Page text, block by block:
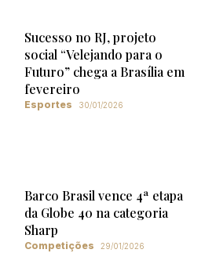
Sucesso no RJ, projeto
social “Velejando para o
Futuro” chega a Brasília em
fevereiro
Esportes 30/01/2026
Barco Brasil vence 4ª etapa
da Globe 40 na categoria
Sharp
Competições 29/01/2026